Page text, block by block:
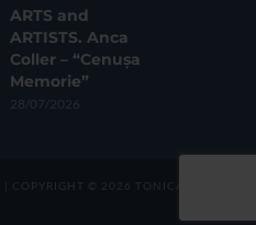
ARTS and
ARTISTS. Anca
Coller – “Cenușa
Memorie”
28/07/2026
| COPYRIGHT © 2026 TONICA GROUP